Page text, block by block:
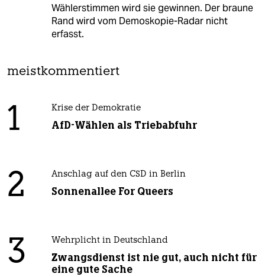
Wählerstimmen wird sie gewinnen. Der braune
Rand wird vom Demoskopie-Radar nicht
erfasst.
meistkommentiert
1 Krise der Demokratie
AfD-Wählen als Triebabfuhr
2 Anschlag auf den CSD in Berlin
Sonnenallee For Queers
3 Wehrplicht in Deutschland
Zwangsdienst ist nie gut, auch nicht für
eine gute Sache